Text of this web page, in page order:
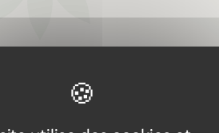
tous les témoignages